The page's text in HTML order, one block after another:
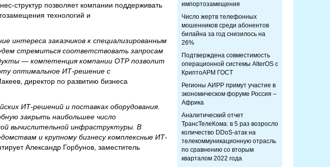
структур позволяет компании поддерживать
технологий и
интереса заказчиков к специализированным
стремиться соответствовать запросам
— компетенция компании ОТР позволит
оптимальное ИТ-решение с
директор по развитию бизнеса
ИТ-решений и поставках оборудования.
закрыть наибольшее число
вычислительной инфраструктуры. В
и крупному бизнесу комплексные ИТ-
Александр Горбунов, заместитель
импортозамещения
Число жертв телефонных
мошенников среди абонентов
билайна за год снизилось на
26%
Подтверждена совместимость
операционной системы AlterOS с
КриптоАРМ ГОСТ
Регионы АИРР примут участие в
экономическом форуме Россия –
Африка
Аналитический отчет
ТрансТелеКома: в 5 раз возросло
количество DDoS-атак на
телекоммуникационную отрасль
по сравнению со вторым
кварталом 2022 года